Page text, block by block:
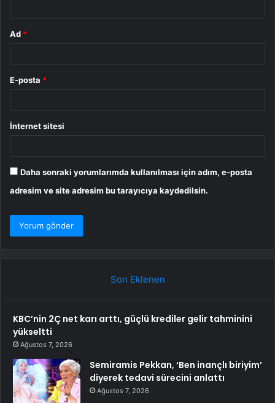
Ad *
E-posta *
İnternet sitesi
Daha sonraki yorumlarımda kullanılması için adım, e-posta
adresim ve site adresim bu tarayıcıya kaydedilsin.
Son Eklenen
KBC’nin 2Ç net karı arttı, güçlü krediler gelir tahminini
yükseltti
Ağustos 7, 2026
Semiramis Pekkan, ‘Ben inançlı biriyim’
diyerek tedavi sürecini anlattı
Ağustos 7, 2026